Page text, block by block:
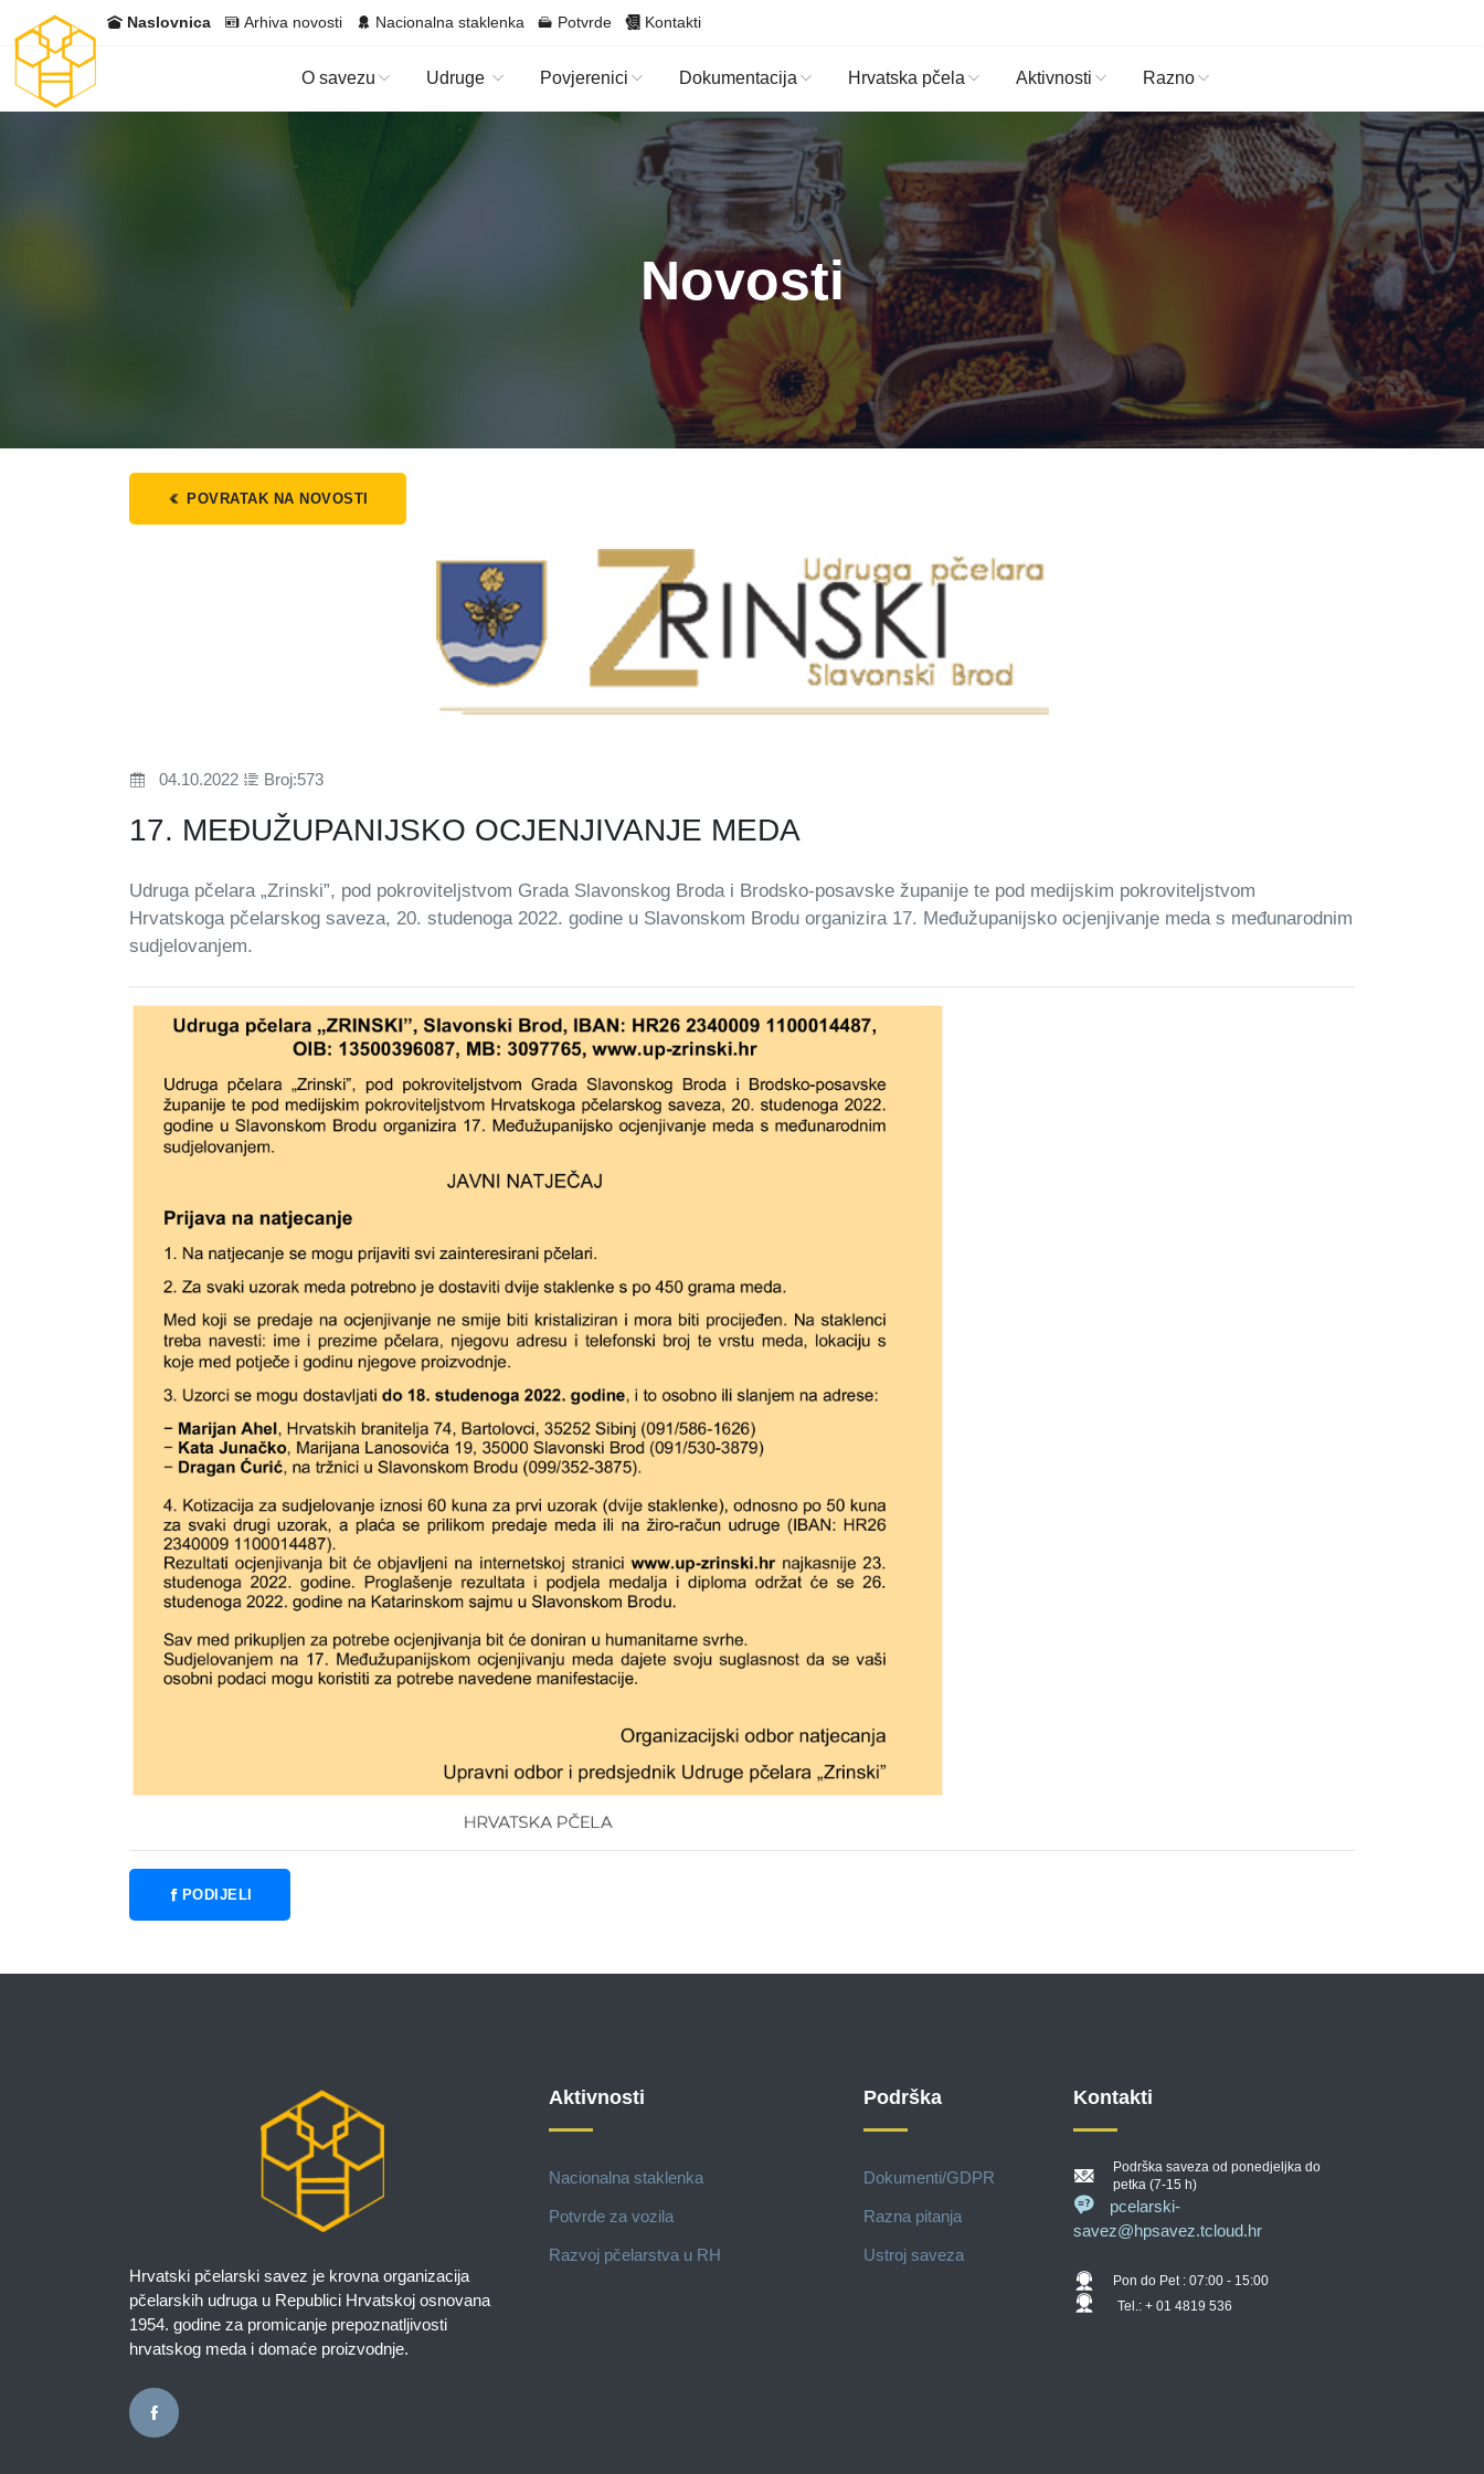
Naslovnica Arhiva novosti Nacionalna staklenka Potvrde Kontakti
O savezu Udruge Povjerenici Dokumentacija Hrvatska pčela Aktivnosti Razno
Novosti
POVRATAK NA NOVOSTI
04.10.2022 Broj:573
17. MEĐUŽUPANIJSKO OCJENJIVANJE MEDA
Udruga pčelara „Zrinski”, pod pokroviteljstvom Grada Slavonskog Broda i Brodsko-posavske županije te pod medijskim pokroviteljstvom
Hrvatskoga pčelarskog saveza, 20. studenoga 2022. godine u Slavonskom Brodu organizira 17. Međužupanijsko ocjenjivanje meda s međunarodnim
sudjelovanjem.
PODIJELI
Hrvatski pčelarski savez je krovna organizacija
pčelarskih udruga u Republici Hrvatskoj osnovana
1954. godine za promicanje prepoznatljivosti
hrvatskog meda i domaće proizvodnje.
Aktivnosti
Nacionalna staklenka
Potvrde za vozila
Razvoj pčelarstva u RH
Podrška
Dokumenti/GDPR
Razna pitanja
Ustroj saveza
Kontakti
Podrška saveza od ponedjeljka do
petka (7-15 h)
pcelarski-
savez@hpsavez.tcloud.hr
Pon do Pet : 07:00 - 15:00
Tel.: + 01 4819 536